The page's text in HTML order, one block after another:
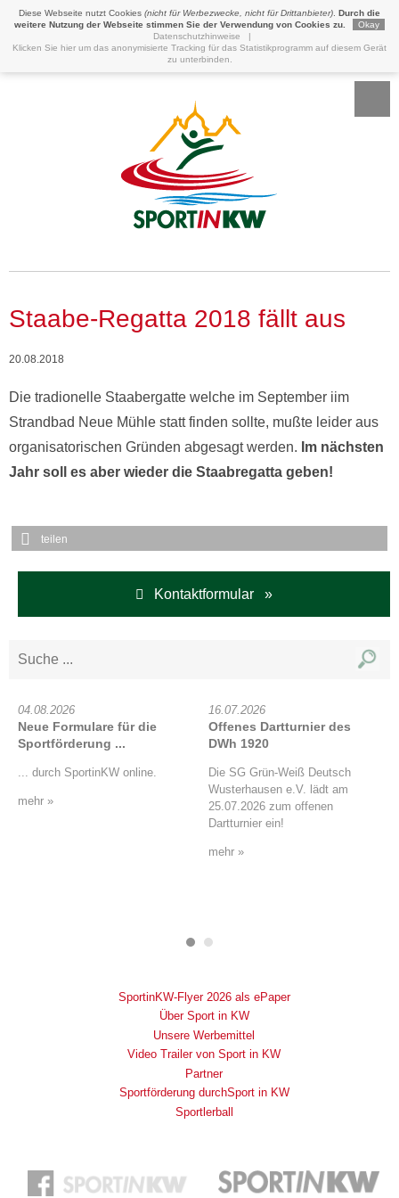
Diese Webseite nutzt Cookies (nicht für Werbezwecke, nicht für Drittanbieter) Durch die
weitere Nutzung der Webseite stimmen Sie der Verwendung von Cookies zu.
Okay
Datenschutzhinweise
|
Klicken Sie hier um das anonymisierte Tracking für das Statistikprogramm auf diesem Gerät
zu unterbinden.
Staabe-Regatta 2018 fällt aus
20.08.2018
Die tradionelle Staabergatte welche im September iim
Strandbad Neue Mühle statt finden sollte, mußte leider aus
organisatorischen Gründen abgesagt werden. Im nächsten
Jahr soll es aber wieder die Staabregatta geben!
teilen
Kontaktformular »
04.08.2026
Neue Formulare für die
Sportförderung ...
... durch SportinKW online.
mehr »
16.07.2026
Offenes Dartturnier des
DWh 1920
Die SG Grün-Weiß Deutsch
Wusterhausen e.V. lädt am
25.07.2026 zum offenen
Dartturnier ein!
mehr »
SportinKW-Flyer 2026 als ePaper
Über Sport in KW
Unsere Werbemittel
Video Trailer von Sport in KW
Partner
Sportförderung durchSport in KW
Sportlerball